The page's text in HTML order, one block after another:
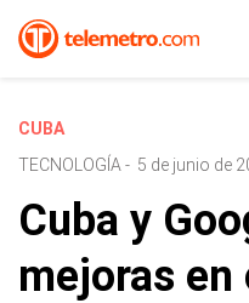
CUBA
TECNOLOGÍA - 5 de junio de
Cuba y
mejoras